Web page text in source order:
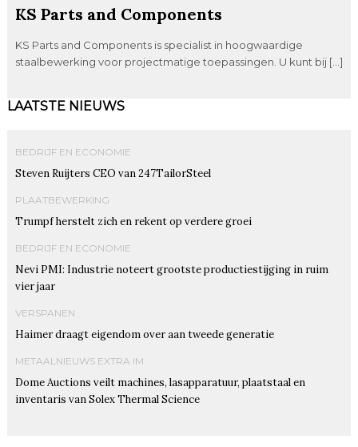
KS Parts and Components
KS Parts and Components is specialist in hoogwaardige
staalbewerking voor projectmatige toepassingen. U kunt bij […]
LAATSTE NIEUWS
BEDRIJF EN ECONOMIE
Steven Ruijters CEO van 247TailorSteel
PLAATBEWERKING
Trumpf herstelt zich en rekent op verdere groei
BEDRIJF EN ECONOMIE
Nevi PMI: Industrie noteert grootste productiestijging in ruim
vier jaar
VERSPANEN
Haimer draagt eigendom over aan tweede generatie
METAALNIEUWS EXTRA IM
Dome Auctions veilt machines, lasapparatuur, plaatstaal en
inventaris van Solex Thermal Science